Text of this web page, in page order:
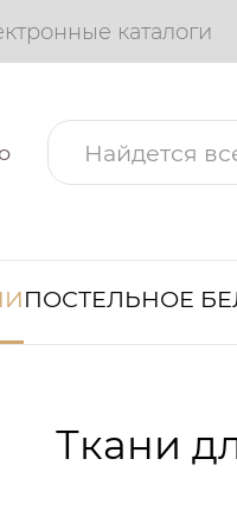
каталоги
ПОСТЕЛЬНОЕ
Ткани